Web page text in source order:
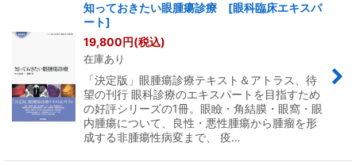
知っておきたい眼腫瘍診療 [眼科臨床エキスパ
ート]
19,800円(税込)
在庫あり
「決定版」眼腫瘍診療テキスト＆アトラス、待
望の刊行 眼科診療のエキスパートを目指すため
の好評シリーズの1冊。眼瞼・角結膜・眼窩・眼
内腫瘍について、良性・悪性腫瘍から腫瘤を形
成する非腫瘍性病変まで、 疫…